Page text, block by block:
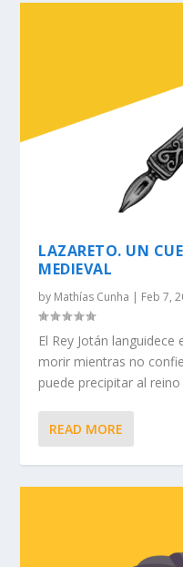
LAZARETO. UN
MEDIEVAL
by Mathías Cunha | Feb 7,
El Rey Jotán
morir mientras no
puede precipitar al reino
READ MORE